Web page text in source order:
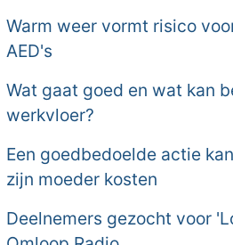
Warm weer vormt risico
AED's
Wat gaat goed en wat kan
werkvloer?
Een goedbedoelde actie
zijn moeder kosten
Deelnemers gezocht voor